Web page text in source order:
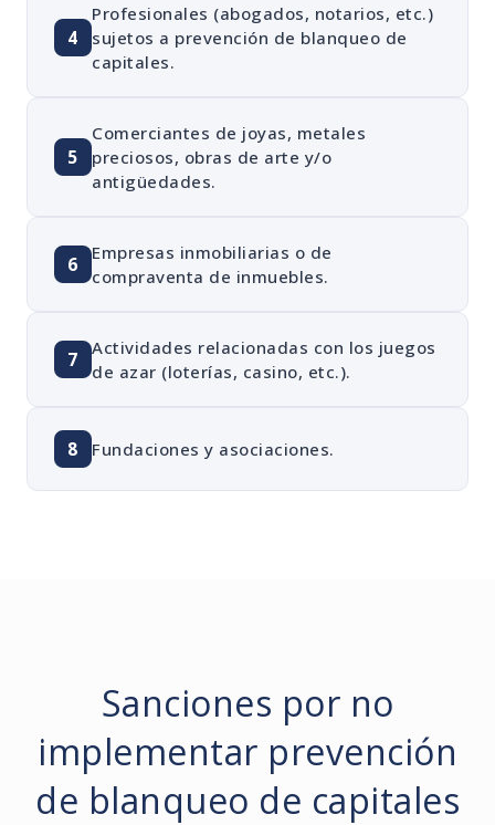
4
Profesionales (abogados, notarios, etc.)
sujetos a prevención de blanqueo de
capitales.
5
Comerciantes de joyas, metales
preciosos, obras de arte y/o
antigüedades.
6
Empresas inmobiliarias o de
compraventa de inmuebles.
7
Actividades relacionadas con los juegos
de azar (loterías, casino, etc.).
8 Fundaciones y asociaciones.
Sanciones por no
implementar prevención
de blanqueo de capitales